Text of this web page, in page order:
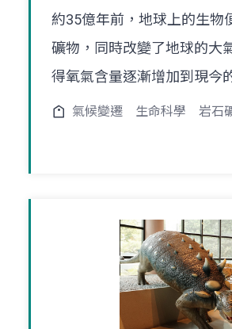
約35億年前，地球上的生物
礦物，同時改變了地球的大
得氧氣含量逐漸增加到現今
氣候變遷 生命科學 岩石